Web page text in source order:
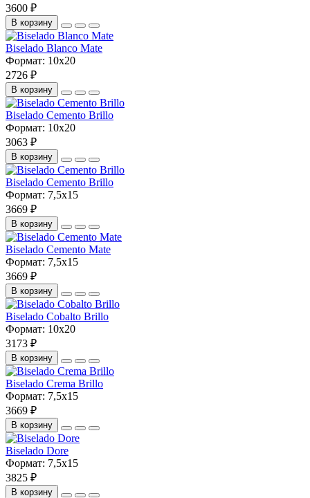
3600 ₽
В корзину
Biselado Blanco Mate
Формат: 10x20
2726 ₽
В корзину
Biselado Cemento Brillo
Формат: 10x20
3063 ₽
В корзину
Biselado Cemento Brillo
Формат: 7,5x15
3669 ₽
В корзину
Biselado Cemento Mate
Формат: 7,5x15
3669 ₽
В корзину
Biselado Cobalto Brillo
Формат: 10x20
3173 ₽
В корзину
Biselado Crema Brillo
Формат: 7,5x15
3669 ₽
В корзину
Biselado Dore
Формат: 7,5x15
3825 ₽
В корзину